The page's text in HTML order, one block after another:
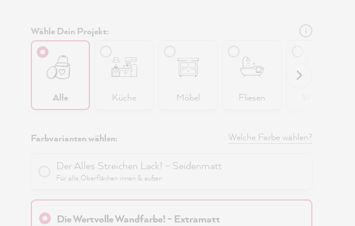
Wähle Dein Projekt:
Alle Küche Möbel Fliesen
Farbvarianten wählen: Welche Farbe wählen?
Der Alles Streichen Lack! - Seidenmatt
Für alle Oberflächen innen & außen
Die Wertvolle Wandfarbe! - Extramatt